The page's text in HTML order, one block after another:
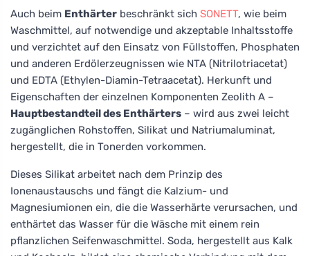
Auch beim Enthärter beschränkt sich SONETT, wie beim
Waschmittel, auf notwendige und akzeptable Inhaltsstoffe
und verzichtet auf den Einsatz von Füllstoffen, Phosphaten
und anderen Erdölerzeugnissen wie NTA (Nitrilotriacetat)
und EDTA (Ethylen-Diamin-Tetraacetat). Herkunft und
Eigenschaften der einzelnen Komponenten Zeolith A –
Hauptbestandteil des Enthärters – wird aus zwei leicht
zugänglichen Rohstoffen, Silikat und Natriumaluminat,
hergestellt, die in Tonerden vorkommen.
Dieses Silikat arbeitet nach dem Prinzip des
Ionenaustauschs und fängt die Kalzium- und
Magnesiumionen ein, die die Wasserhärte verursachen, und
enthärtet das Wasser für die Wäsche mit einem rein
pflanzlichen Seifenwaschmittel. Soda, hergestellt aus Kalk